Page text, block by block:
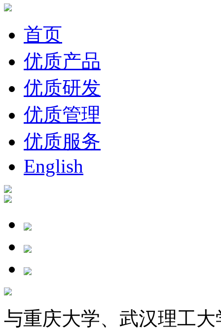
首页
优质产品
优质研发
优质管理
优质服务
English
与重庆大学、武汉理工